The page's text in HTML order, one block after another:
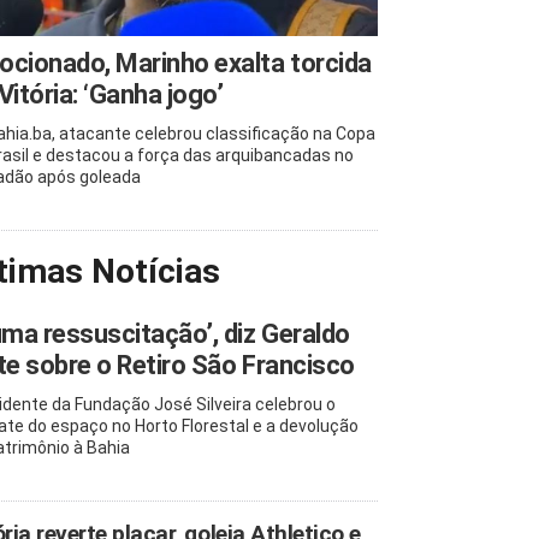
Marinho exalta torcida
‘Ganha jogo’
atacante celebrou classificação na Copa
e destacou a força das arquibancadas no
após goleada
Notícias
ressuscitação’, diz Geraldo
sobre o Retiro São Francisco
da Fundação José Silveira celebrou o
do espaço no Horto Florestal e a devolução
à Bahia